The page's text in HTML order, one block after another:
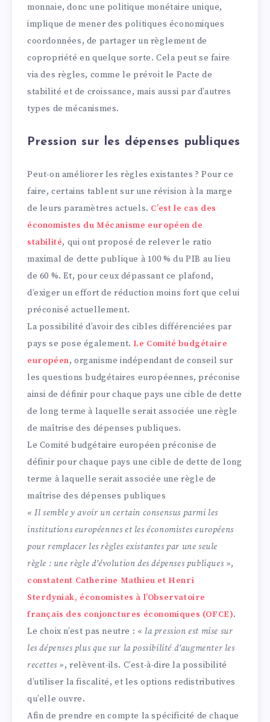
monnaie, donc une politique monétaire unique,
implique de mener des politiques économiques
coordonnées, de partager un règlement de
copropriété en quelque sorte. Cela peut se faire
via des règles, comme le prévoit le Pacte de
stabilité et de croissance, mais aussi par d’autres
types de mécanismes.
Pression sur les dépenses publiques
Peut-on améliorer les règles existantes ? Pour ce
faire, certains tablent sur une révision à la marge
de leurs paramètres actuels. C’est le cas des
économistes du Mécanisme européen de
stabilité, qui ont proposé de relever le ratio
maximal de dette publique à 100 % du PIB au lieu
de 60 %. Et, pour ceux dépassant ce plafond,
d’exiger un effort de réduction moins fort que celui
préconisé actuellement.
La possibilité d’avoir des cibles différenciées par
pays se pose également. Le Comité budgétaire
européen, organisme indépendant de conseil sur
les questions budgétaires européennes, préconise
ainsi de définir pour chaque pays une cible de dette
de long terme à laquelle serait associée une règle
de maîtrise des dépenses publiques.
Le Comité budgétaire européen préconise de
définir pour chaque pays une cible de dette de long
terme à laquelle serait associée une règle de
maîtrise des dépenses publiques
« Il semble y avoir un certain consensus parmi les
institutions européennes et les économistes européens
pour remplacer les règles existantes par une seule
règle : une règle d’évolution des dépenses publiques »,
constatent Catherine Mathieu et Henri
Sterdyniak, économistes à l’Observatoire
français des conjonctures économiques (OFCE).
Le choix n’est pas neutre : « la pression est mise sur
les dépenses plus que sur la possibilité d’augmenter les
recettes », relèvent-ils. C’est-à-dire la possibilité
d’utiliser la fiscalité, et les options redistributives
qu’elle ouvre.
Afin de prendre en compte la spécificité de chaque